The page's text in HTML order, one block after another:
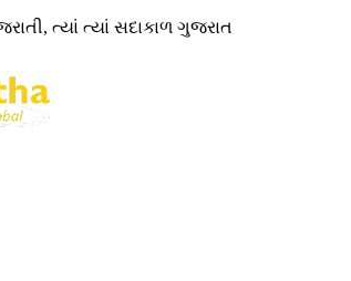
ત્યાં ત્યાં સદાકાળ ગુજરાત